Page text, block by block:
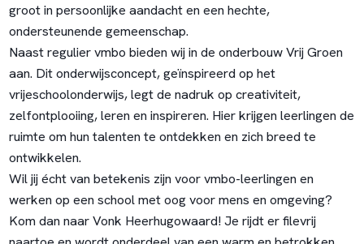
groot in persoonlijke aandacht en een hechte,
ondersteunende gemeenschap.
Naast regulier vmbo bieden wij in de onderbouw Vrij Groen
aan. Dit onderwijsconcept, geïnspireerd op het
vrijeschoolonderwijs, legt de nadruk op creativiteit,
zelfontplooiing, leren en inspireren. Hier krijgen leerlingen de
ruimte om hun talenten te ontdekken en zich breed te
ontwikkelen.
Wil jij écht van betekenis zijn voor vmbo-leerlingen en
werken op een school met oog voor mens en omgeving?
Kom dan naar Vonk Heerhugowaard! Je rijdt er filevrij